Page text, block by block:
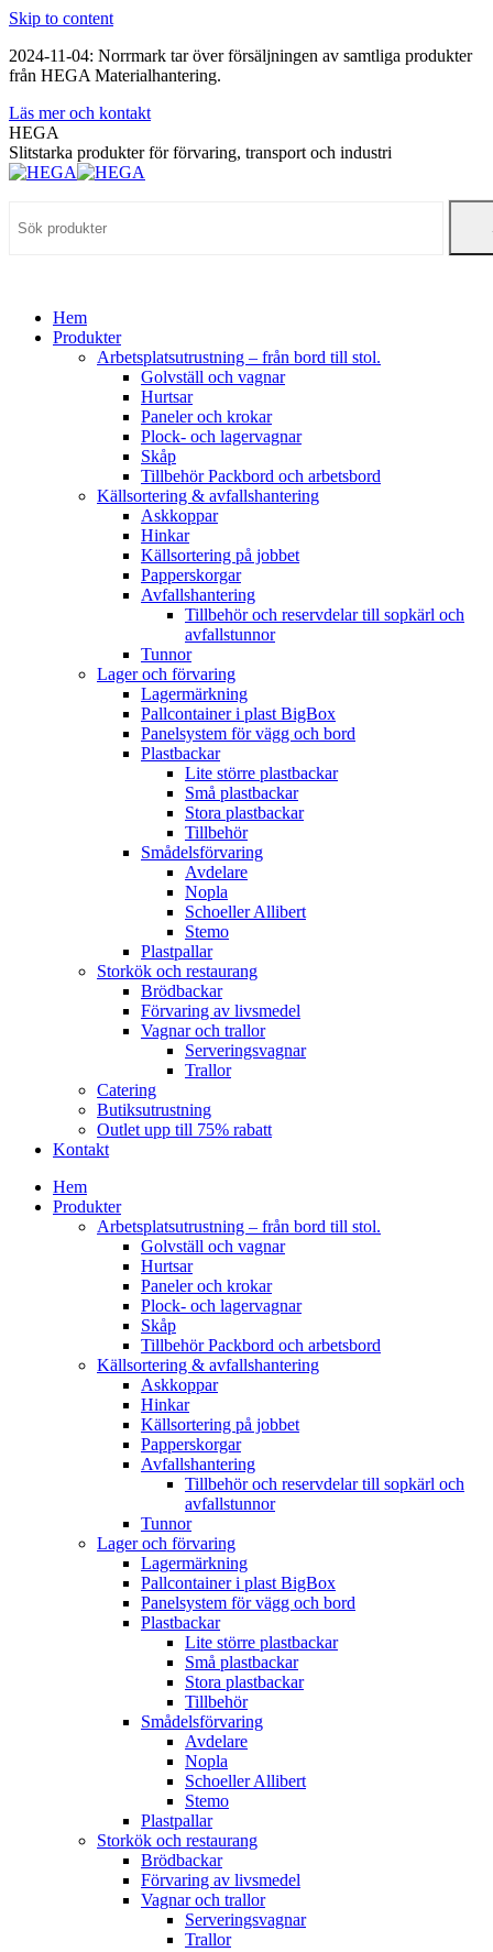
Skip to content
2024-11-04: Norrmark tar över försäljningen av samtliga produkter
från HEGA Materialhantering.
Läs mer och kontakt
HEGA
Slitstarka produkter för förvaring, transport och industri
Hem
Produkter
Arbetsplatsutrustning – från bord till stol.
Golvställ och vagnar
Hurtsar
Paneler och krokar
Plock- och lagervagnar
Skåp
Tillbehör Packbord och arbetsbord
Källsortering & avfallshantering
Askkoppar
Hinkar
Källsortering på jobbet
Papperskorgar
Avfallshantering
Tillbehör och reservdelar till sopkärl och
avfallstunnor
Tunnor
Lager och förvaring
Lagermärkning
Pallcontainer i plast BigBox
Panelsystem för vägg och bord
Plastbackar
Lite större plastbackar
Små plastbackar
Stora plastbackar
Tillbehör
Smådelsförvaring
Avdelare
Nopla
Schoeller Allibert
Stemo
Plastpallar
Storkök och restaurang
Brödbackar
Förvaring av livsmedel
Vagnar och trallor
Serveringsvagnar
Trallor
Catering
Butiksutrustning
Outlet upp till 75% rabatt
Kontakt
Hem
Produkter
Arbetsplatsutrustning – från bord till stol.
Golvställ och vagnar
Hurtsar
Paneler och krokar
Plock- och lagervagnar
Skåp
Tillbehör Packbord och arbetsbord
Källsortering & avfallshantering
Askkoppar
Hinkar
Källsortering på jobbet
Papperskorgar
Avfallshantering
Tillbehör och reservdelar till sopkärl och
avfallstunnor
Tunnor
Lager och förvaring
Lagermärkning
Pallcontainer i plast BigBox
Panelsystem för vägg och bord
Plastbackar
Lite större plastbackar
Små plastbackar
Stora plastbackar
Tillbehör
Smådelsförvaring
Avdelare
Nopla
Schoeller Allibert
Stemo
Plastpallar
Storkök och restaurang
Brödbackar
Förvaring av livsmedel
Vagnar och trallor
Serveringsvagnar
Trallor